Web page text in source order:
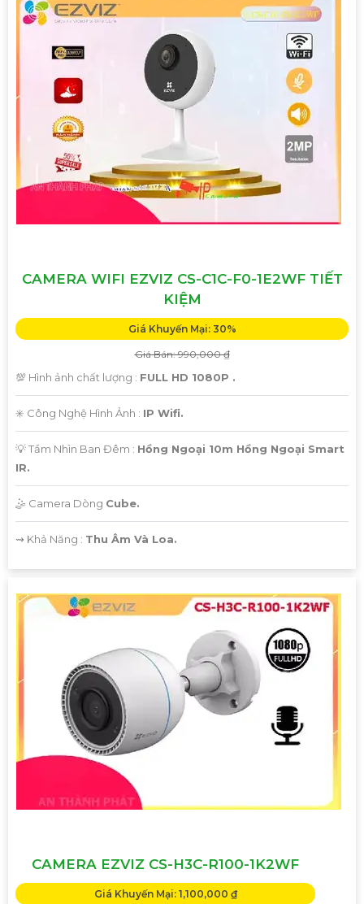
CAMERA WIFI EZVIZ CS-C1C-F0-1E2WF TIẾT
KIỆM
Giá Khuyến Mại: 30%
Giá Bán: 990,000 ₫
💯 Hình ảnh chất lượng : FULL HD 1080P .
✳️ Công Nghệ Hình Ảnh : IP Wifi.
💡 Tầm Nhìn Ban Đêm : Hồng Ngoại 10m Hồng Ngoại Smart
IR.
🤹 Camera Dòng Cube.
️⇝ Khả Năng : Thu Âm Và Loa.
CAMERA EZVIZ CS-H3C-R100-1K2WF
Giá Khuyến Mại: 1,100,000 ₫